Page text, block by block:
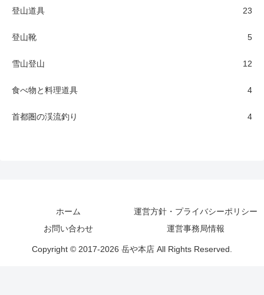
登山道具 23
登山靴 5
雪山登山 12
食べ物と料理道具 4
首都圏の渓流釣り 4
ホーム
運営方針・プライバシーポリシー
お問い合わせ
運営事務局情報
Copyright © 2017-2026 岳や本店 All Rights Reserved.